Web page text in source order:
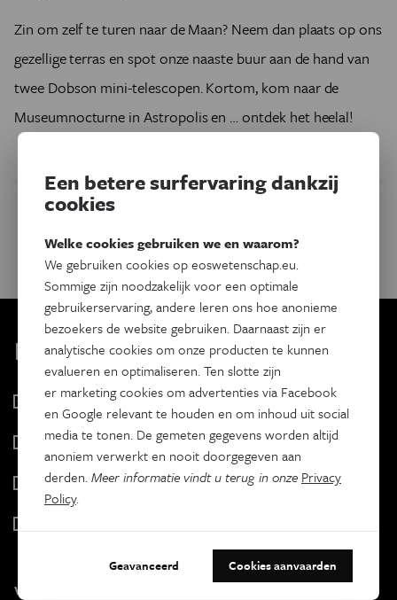
Zin om zelf te turen naar de Maan? Neem dan plaats op ons
gezellige terras en spot onze naaste buur aan de hand van
twee Dobson mini-telescopen. Kortom, kom naar de
Museumnocturne in Astropolis en … ontdek het heelal!
Facebook Twitter Linkedin
Kies je nieuwsbrief
Eos Wetenschap
2 x week
Tracé
Wekelijks
Psyche & brein
Tweewekelijks
Voornaam
Een betere surfervaring dankzij
cookies
Welke cookies gebruiken we en waarom?
We gebruiken cookies op eoswetenschap.eu.
Sommige zijn noodzakelijk voor een optimale
gebruikerservaring, andere leren ons hoe anonieme
bezoekers de website gebruiken. Daarnaast zijn er
analytische cookies om onze producten te kunnen
evalueren en optimaliseren. Ten slotte zijn
er marketing cookies om advertenties via Facebook
en Google relevant te houden en om inhoud uit social
media te tonen. De gemeten gegevens worden altijd
anoniem verwerkt en nooit doorgegeven aan
derden.Meer informatie vindt u terug in onze Privacy
Policy.
Geavanceerd Cookies aanvaarden